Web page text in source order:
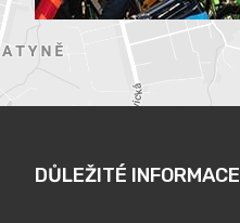
DŮLEŽITÉ INFORMACE